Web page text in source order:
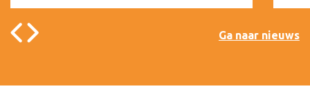
Ga naar nieuws